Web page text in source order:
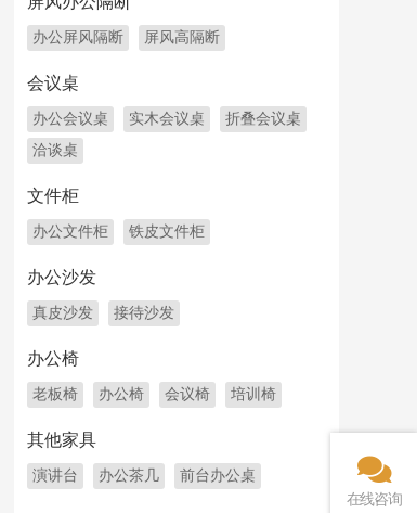
办公屏风隔断 屏风高隔断
会议桌
办公会议桌 实木会议桌
折叠会议桌
洽谈桌
文件柜
办公文件柜 铁皮文件柜
办公沙发
真皮沙发 接待沙发
办公椅
老板椅 办公椅 会议椅 培训椅
其他家具
演讲台 办公茶几 前台办公桌
在线咨询